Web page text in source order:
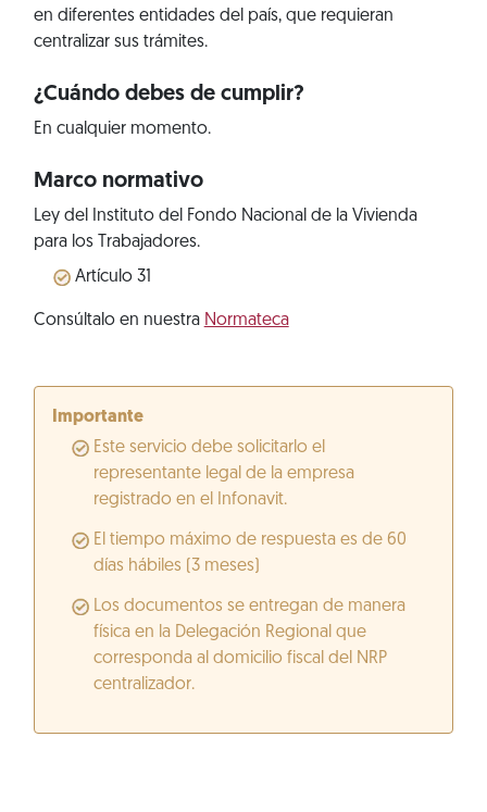
en diferentes entidades del país, que requieran
centralizar sus trámites.
¿Cuándo debes de cumplir?
En cualquier momento.
Marco normativo
Ley del Instituto del Fondo Nacional de la Vivienda
para los Trabajadores.
Artículo 31
Consúltalo en nuestra Normateca
Importante
Este servicio debe solicitarlo el
representante legal de la empresa
registrado en el Infonavit.
El tiempo máximo de respuesta es de 60
días hábiles (3 meses)
Los documentos se entregan de manera
física en la Delegación Regional que
corresponda al domicilio fiscal del NRP
centralizador.